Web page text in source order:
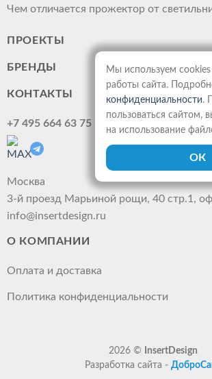
Чем отличается прожектор от
ПРОЕКТЫ
БРЕНДЫ
КОНТАКТЫ
+7 495 664 63 75
Москва
3-й проезд Марьиной рощи, 40 стр.1,
info@insertdesign.ru
О КОМПАНИИ
Оплата и доставка
Политика конфиденциальности
2026 ©
InsertDesign
Разработка сайта -
Мы используем
работы сайта.
конфиденциальности.
пользоваться сайтом,
на использование